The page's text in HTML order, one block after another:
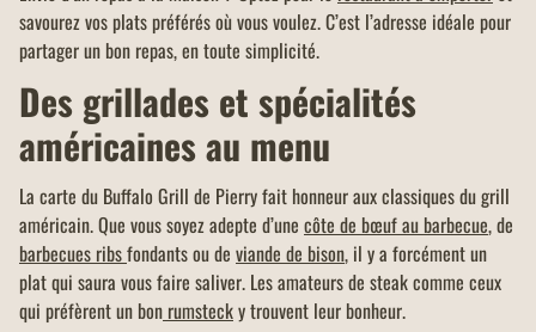
savourez vos plats préférés où vous voulez. C’est l’adresse idéale pour
partager un bon repas, en toute simplicité.
Des grillades et spécialités
américaines au menu
La carte du Buffalo Grill de Pierry fait honneur aux classiques du grill
américain. Que vous soyez adepte d’une côte de bœuf au barbecue, de
barbecues ribsfondants ou de viande de bison, il y a forcément un
plat qui saura vous faire saliver. Les amateurs de steak comme ceux
qui préfèrent un bon rumstecky trouvent leur bonheur.